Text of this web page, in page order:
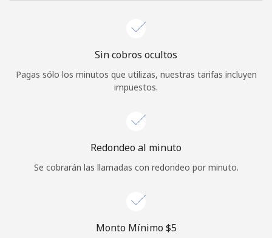
¿Olvidaste tu contraseña? →
Iniciar Sesión
Sin cobros ocultos
Pagas sólo los minutos que utilizas, nuestras tarifas incluyen
impuestos.
Redondeo al minuto
Se cobrarán las llamadas con redondeo por minuto.
Monto Mínimo ⁦$5⁩